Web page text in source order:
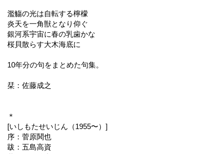
濫觴の光は自転する檸檬
炎天を一角獣となり仰ぐ
銀河系宇宙に春の乳歯かな
桜貝散らす大木海底に
10年分の句をまとめた句集。
栞：佐藤成之
＊
[いしもたせいじん（1955〜）]
序：菅原鬨也
跋：五島高資